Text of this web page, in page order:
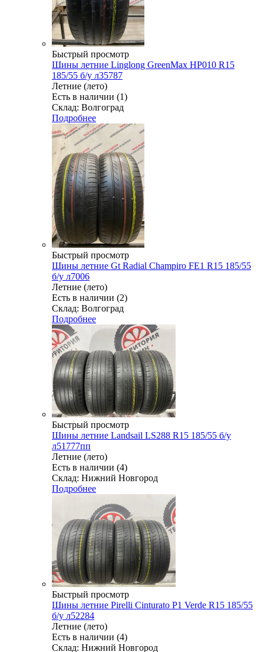
Быстрый просмотр
Шины летние Linglong GreenMax HP010 R15
185/55 б/у л35787
Летние (лето)
Есть в наличии (1)
Склад: Волгоград
Подробнее
Быстрый просмотр
Шины летние Gt Radial Champiro FE1 R15 185/55
б/у л7006
Летние (лето)
Есть в наличии (2)
Склад: Волгоград
Подробнее
Быстрый просмотр
Шины летние Landsail LS288 R15 185/55 б/у
л51777пп
Летние (лето)
Есть в наличии (4)
Склад: Нижний Новгород
Подробнее
Быстрый просмотр
Шины летние Pirelli Cinturato P1 Verde R15 185/55
б/у л52284
Летние (лето)
Есть в наличии (4)
Склад: Нижний Новгород